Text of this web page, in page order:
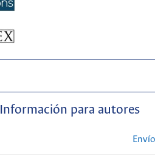
Información para autores